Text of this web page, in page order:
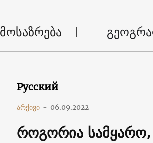
მოსაზრება
Русский
არქივი - 06.09.2022
როგორია სამყარო,